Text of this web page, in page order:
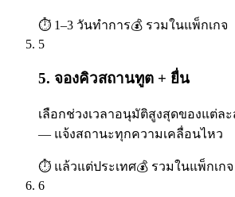
⏱ 1–3 วันทำการ💰 รวมในแพ็กเกจ
5
5. จองคิวสถานทูต + ยื่น
เลือกช่วงเวลาอนุมัติสูงสุดของแต่ล
— แจ้งสถานะทุกความเคลื่อนไหว
⏱ แล้วแต่ประเทศ💰 รวมในแพ็กเกจ
6